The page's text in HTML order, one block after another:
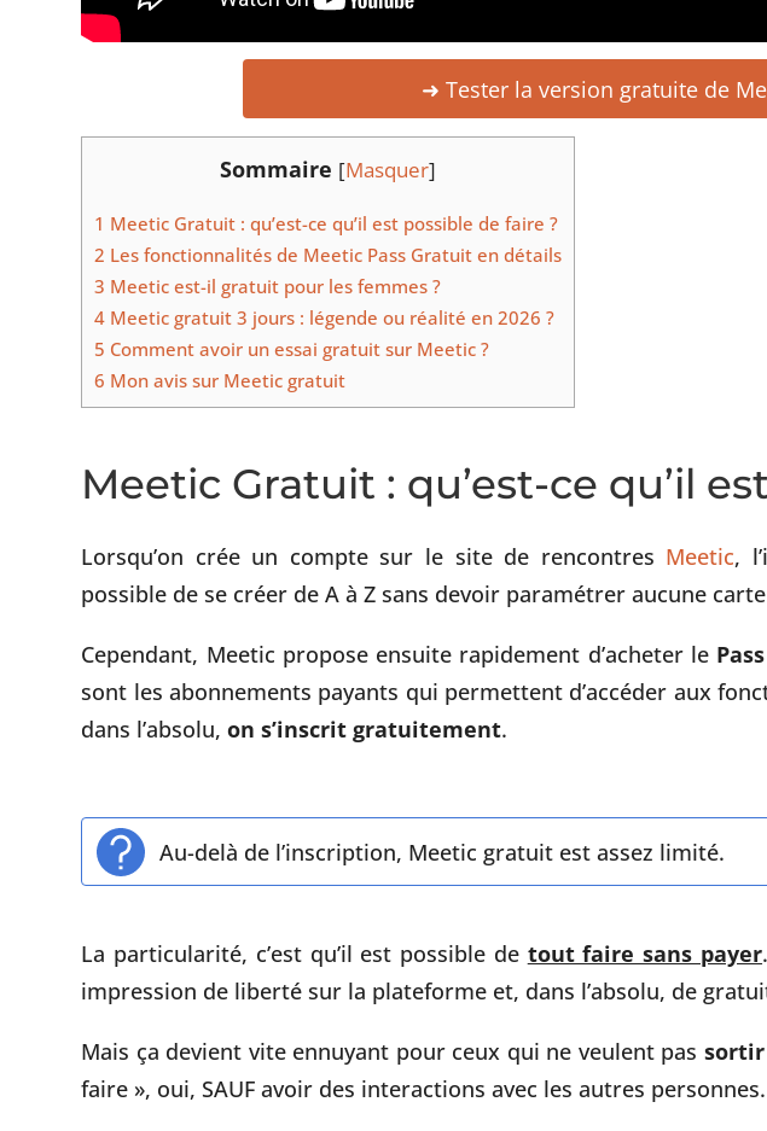
➜ Tester la version gratuite de
Sommaire [Masquer]
1 Meetic Gratuit : qu’est-ce qu’il est possible de faire ?
2 Les fonctionnalités de Meetic Pass Gratuit en détails
3 Meetic est-il gratuit pour les femmes ?
4 Meetic gratuit 3 jours : légende ou réalité en 2026 ?
5 Comment avoir un essai gratuit sur Meetic ?
6 Mon avis sur Meetic gratuit
Meetic Gratuit : qu’est-ce qu’il
Lorsqu’on crée un compte sur le site de rencontres Meetic,
possible de se créer de A à Z sans devoir paramétrer aucune
Cependant, Meetic propose ensuite rapidement d’acheter le
sont les abonnements payants qui permettent d’accéder aux
dans l’absolu,on s’inscrit gratuitement.
Au-delà de l’inscription, Meetic gratuit est assez limité.
La particularité, c’est qu’il est possible de tout faire sans payer
impression de liberté sur la plateforme et, dans l’absolu, de
Mais ça devient vite ennuyant pour ceux qui ne veulent pas sortir
faire », oui, SAUF avoir des interactions avec les autres personnes.